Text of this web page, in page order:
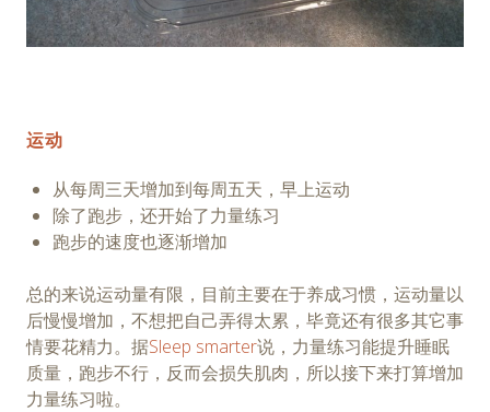
运动
从每周三天增加到每周五天，早上运动
除了跑步，还开始了力量练习
跑步的速度也逐渐增加
总的来说运动量有限，目前主要在于养成习惯，运动量以
后慢慢增加，不想把自己弄得太累，毕竟还有很多其它事
情要花精力。据Sleep smarter说，力量练习能提升睡眠
质量，跑步不行，反而会损失肌肉，所以接下来打算增加
力量练习啦。